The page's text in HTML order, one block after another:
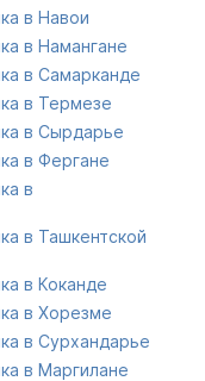
в Навои
в Намангане
в Самарканде
в Термезе
в Сырдарье
в Фергане
в
в Ташкентской
в Коканде
в Хорезме
в Сурхандарье
в Маргилане